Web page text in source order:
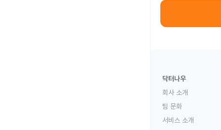
닥터나우
회사 소개
팀 문화
서비스 소개